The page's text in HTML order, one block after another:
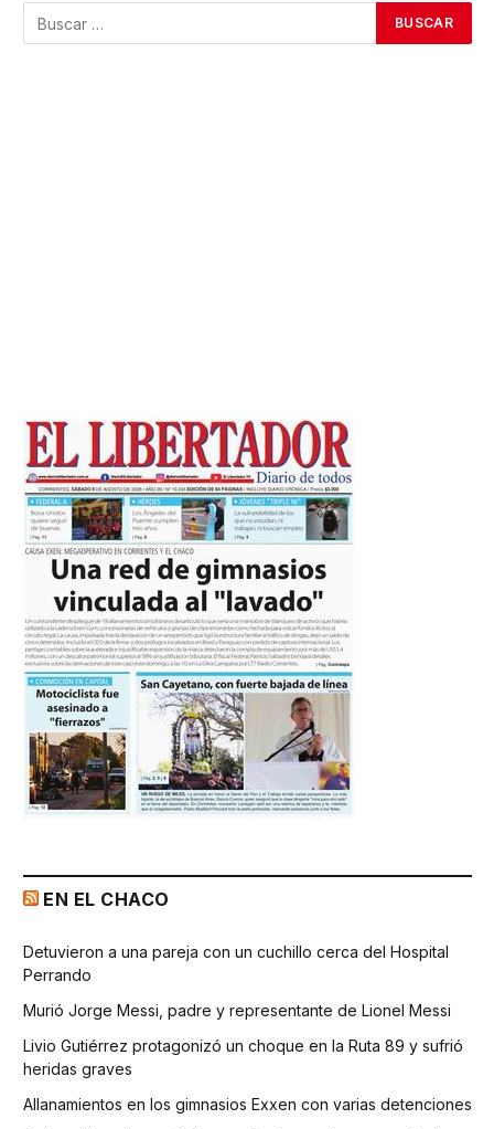
EN EL CHACO
Detuvieron a una pareja con un cuchillo cerca del Hospital
Perrando
Murió Jorge Messi, padre y representante de Lionel Messi
Livio Gutiérrez protagonizó un choque en la Ruta 89 y sufrió
heridas graves
Allanamientos en los gimnasios Exxen con varias detenciones